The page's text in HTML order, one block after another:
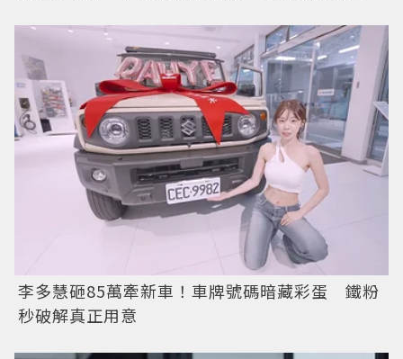
李多慧砸85萬牽新車！車牌號碼暗藏彩蛋 鐵粉
秒破解真正用意